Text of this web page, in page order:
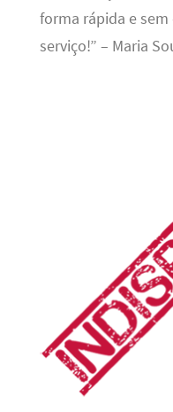
forma rápida e
serviço!” – Maria